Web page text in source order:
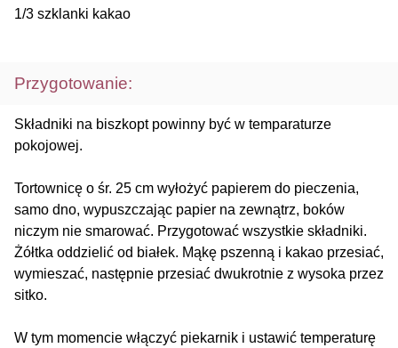
1/3 szklanki kakao
Przygotowanie:
Składniki na biszkopt powinny być w temparaturze
pokojowej.
Tortownicę o śr. 25 cm wyłożyć papierem do pieczenia,
samo dno, wypuszczając papier na zewnątrz, boków
niczym nie smarować. Przygotować wszystkie składniki.
Żółtka oddzielić od białek. Mąkę pszenną i kakao przesiać,
wymieszać, następnie przesiać dwukrotnie z wysoka przez
sitko.
W tym momencie włączyć piekarnik i ustawić temperaturę